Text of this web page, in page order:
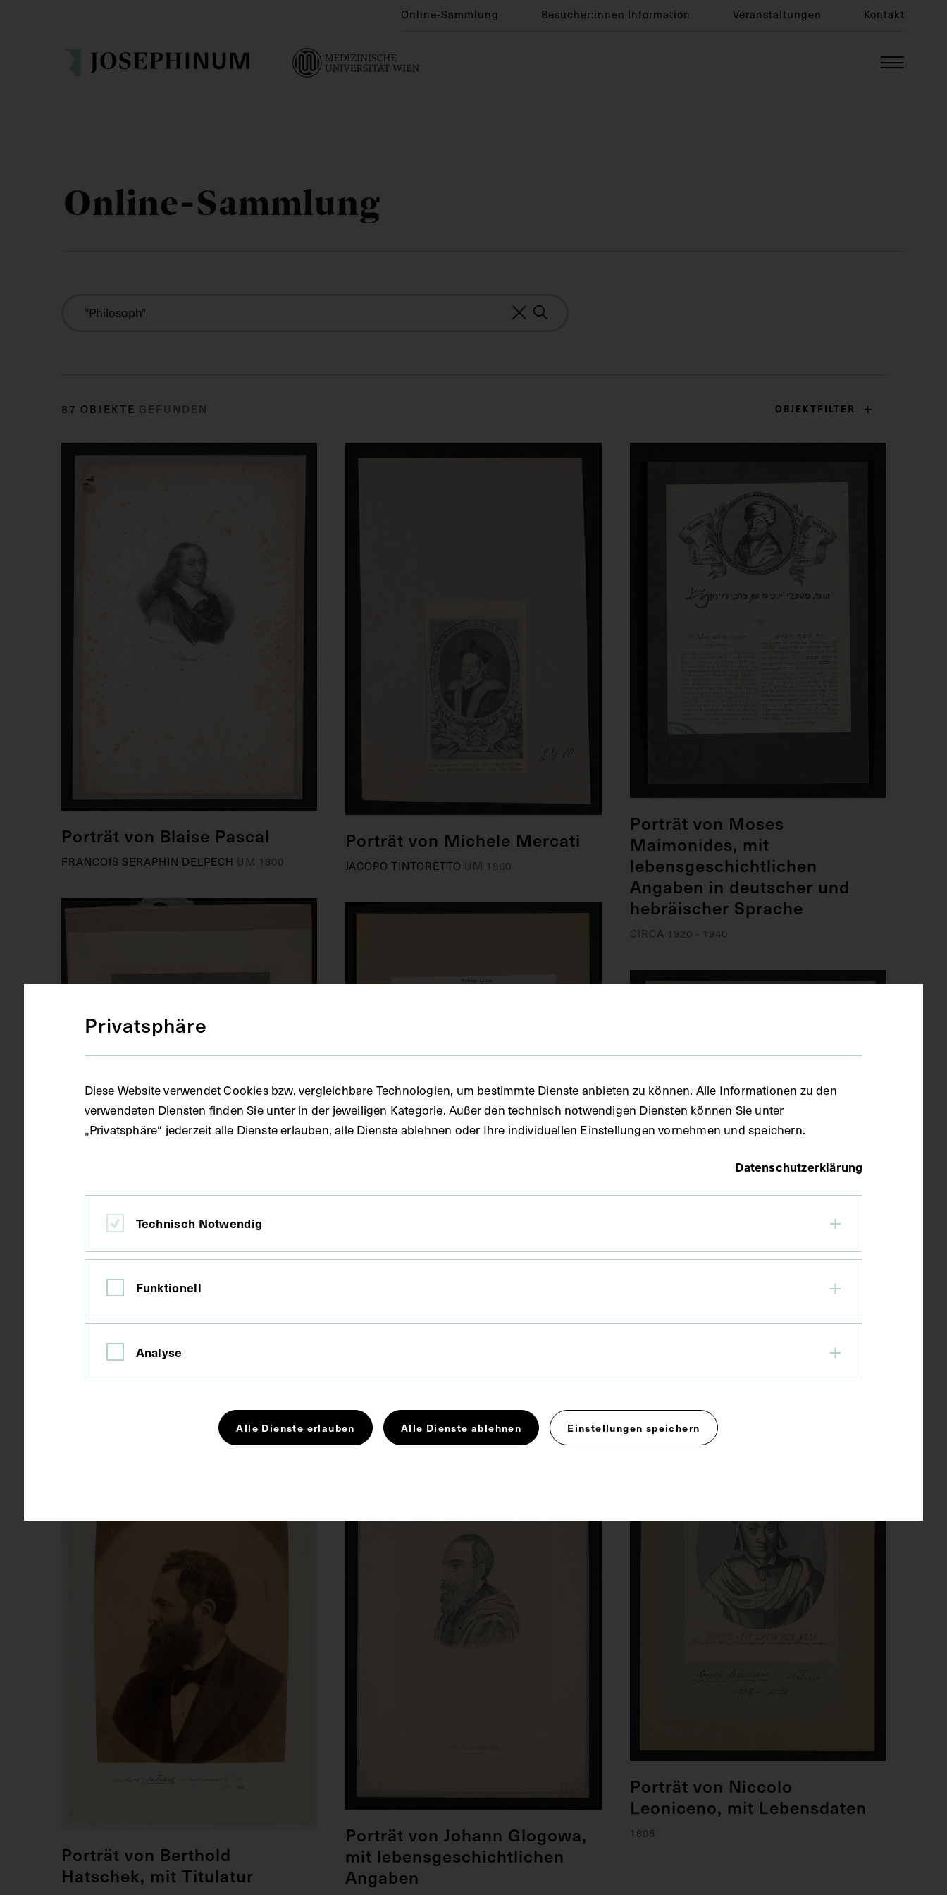
Online-Sammlung Besucher:innen Information Veranstaltungen Kontakt
Online-Sammlung
87 OBJEKTE GEFUNDEN OBJEKTFILTER
Porträt von Blaise Pascal
FRANCOIS SERAPHIN DELPECH UM 1800
Porträt von Michele Mercati
JACOPO TINTORETTO UM 1960
Porträt von Moses
Maimonides, mit
lebensgeschichtlichen
Angaben in deutscher und
hebräischer Sprache
CIRCA 1920 - 1940
Porträt von Pirro Maria
Gabrielli, mit
lebensgeschichtlichen
Angaben
Porträt von Niccolo
Porträt von Niccolo
Leoniceno, mit Lebensdaten
1805
Porträt von Johann Glogowa,
mit lebensgeschichtlichen
Angaben
Porträt von Berthold
Hatschek, mit Titulatur
Privatsphäre
Diese Website verwendet Cookies bzw. vergleichbare Technologien, um bestimmte Dienste anbieten zu können. Alle Informationen zu den
verwendeten Diensten finden Sie unter in der jeweiligen Kategorie. Außer den technisch notwendigen Diensten können Sie unter
„Privatsphäre“ jederzeit alle Dienste erlauben, alle Dienste ablehnen oder Ihre individuellen Einstellungen vornehmen und speichern.
Datenschutzerklärung
Technisch Notwendig
Funktionell
Analyse
Alle Dienste erlauben Alle Dienste ablehnen Einstellungen speichern